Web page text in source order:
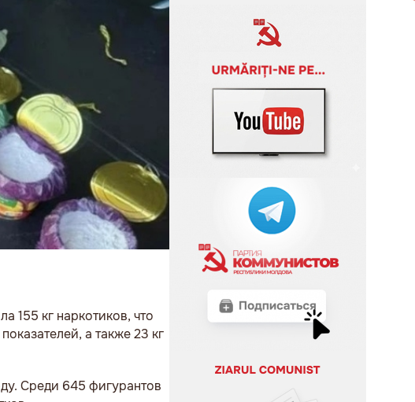
155 кг наркотиков, что
а также 23 кг
Среди 645 фигурантов